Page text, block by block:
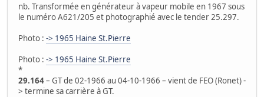
nb. Transformée en générateur à vapeur mobile en 1967 sous
le numéro A621/205 et photographié avec le tender 25.297.
Photo : -> 1965 Haine St.Pierre
Photo : -> 1965 Haine St.Pierre
*
29.164– GT de 02-1966 au 04-10-1966 – vient de FEO (Ronet) -
> termine sa carrière à GT.